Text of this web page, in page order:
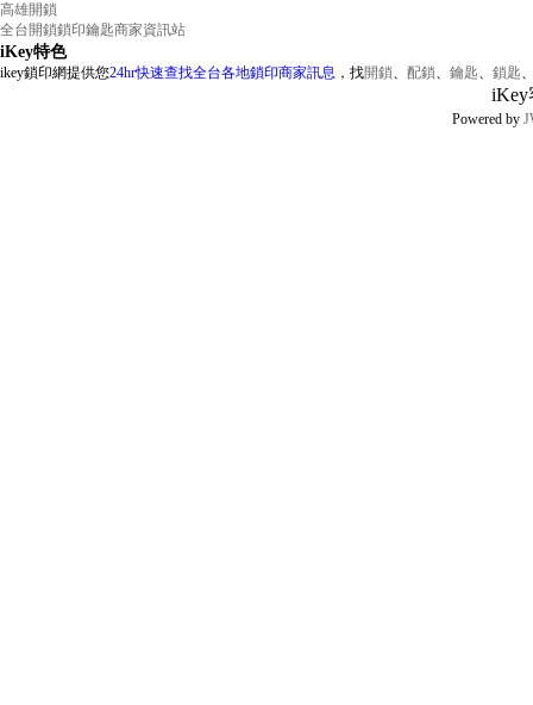
高雄開鎖
全台開鎖鎖印鑰匙商家資訊站
iKey特色
ikey鎖印網提供您24hr快速查找全台各地鎖印商家訊息 ，找開鎖、 配鎖、 鑰匙、 鎖匙
iKey
Powered by